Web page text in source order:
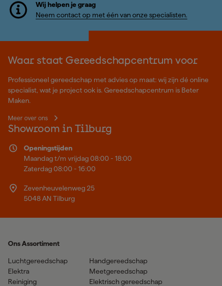
Wij helpen je graag
Neem contact op met één van onze specialisten.
Waar staat Gereedschapcentrum voor
Professioneel gereedschap met advies op maat: wij zijn dé online
specialist, wat je project ook is. Gereedschapcentrum is Beter
Maken.
Meer over ons
Showroom in Tilburg
Openingstijden
Maandag t/m vrijdag 08:00 - 18:00
Zaterdag 08:00 - 16:00
Zevenheuvelenweg 25
5048 AN Tilburg
Ons Assortiment
Luchtgereedschap
Elektra
Reiniging
Handgereedschap
Meetgereedschap
Elektrisch gereedschap